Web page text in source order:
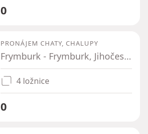
0
PRONÁJEM CHATY, CHALUPY
Frymburk - Frymburk, Jihočeský kraj
4 ložnice
0